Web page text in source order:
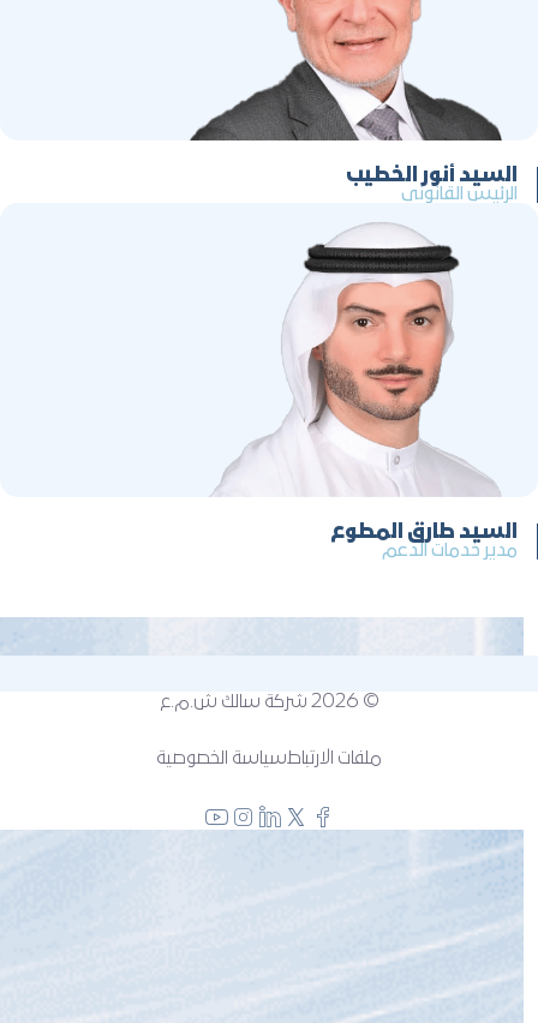
السيد أنور الخطيب
الرئيس القانوني
السيد طارق المطوع
مدير خدمات الدعم
© 2026 شركة سالك ش.م.ع
ملفات الارتباطسياسة الخصوصية